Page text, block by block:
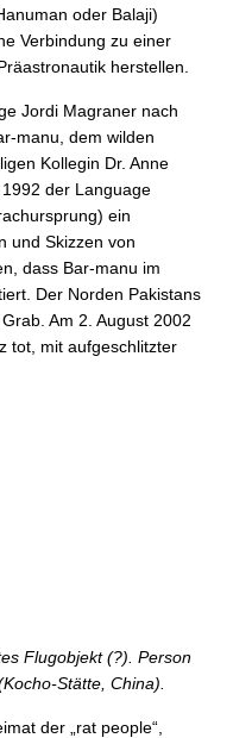
oder Balaji)
Verbindung zu einer
herstellen.
Jordi Magraner nach
manu, dem wilden
Kollegin Dr. Anne
der Language
ein
und Skizzen von
dass Bar-manu im
Der Norden Pakistans
Am 2. August 2002
tot, mit aufgeschlitzter
Flugobjekt (?). Person
Stätte, China).
der „rat people“,